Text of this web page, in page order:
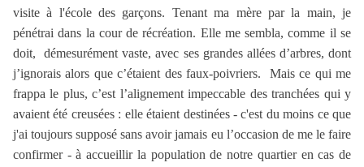
visite à l'école des garçons. Tenant ma mère par la main, je
pénétrai dans la cour de récréation. Elle me sembla, comme il se
doit,
démesurément vaste, avec ses grandes allées d’arbres, dont
j’ignorais alors que c’étaient des faux-poivriers.
Mais ce qui me
frappa le plus, c’est l’alignement impeccable des tranchées qui y
avaient été creusées : elle étaient destinées - c'est du moins ce que
j'ai toujours supposé sans avoir jamais eu l’occasion de me le faire
confirmer - à accueillir la population de notre quartier en cas de